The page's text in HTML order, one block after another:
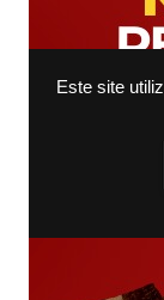
Este site